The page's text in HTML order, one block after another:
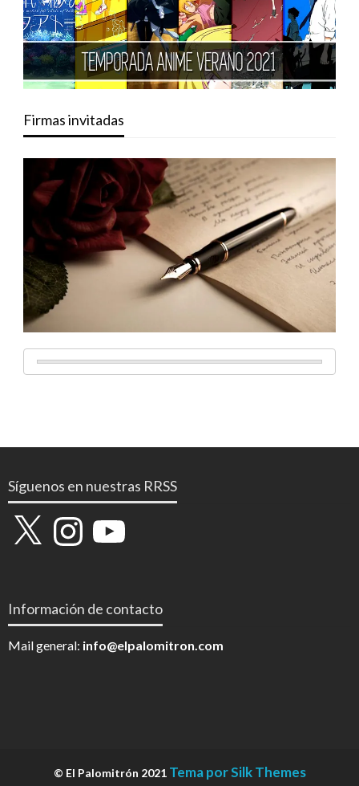
Firmas invitadas
Síguenos en nuestras RRSS
X InstagramYouTube
Información de contacto
Mail general: info@elpalomitron.com
© El Palomitrón 2021 Tema por Silk Themes